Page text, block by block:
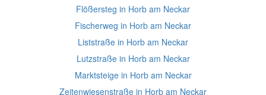
Flößersteg in Horb am Neckar
Fischerweg in Horb am Neckar
Liststraße in Horb am Neckar
Lutzstraße in Horb am Neckar
Marktsteige in Horb am Neckar
Zeitenwiesenstraße in Horb am Neckar